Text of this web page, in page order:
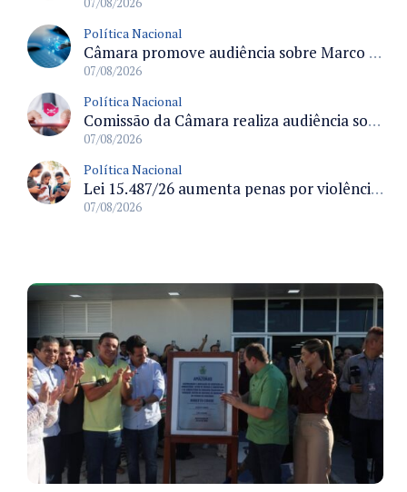
Política Nacional
Câmara promove audiência sobre Marco de Fomento à Economia Digital e impactos da inteligência artificial
07/08/2026
Política Nacional
Comissão da Câmara realiza audiência sobre apostas online para medir o tamanho do mercado ilegal
07/08/2026
Política Nacional
Lei 15.487/26 aumenta penas por violência sexual digital contra crianças e adolescentes e autoriza ronda virtual para investigação
07/08/2026